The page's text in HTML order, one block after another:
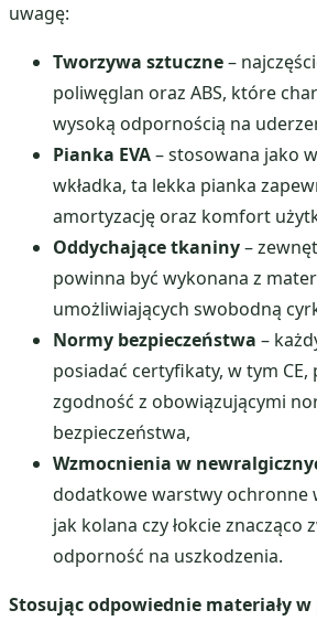
uwagę:
Tworzywa sztuczne–
poliwęglan oraz ABS, które
wysoką odpornością na
Pianka EVA– stosowana jako
wkładka, ta lekka pianka
amortyzację oraz komfort
Oddychające tkaniny–
powinna być wykonana z
umożliwiających swobodną
Normy bezpieczeństwa –
posiadać certyfikaty, w tym
zgodność z obowiązującymi
bezpieczeństwa,
Wzmocnienia w
dodatkowe warstwy ochronne
jak kolana czy łokcie znacząco
odporność na uszkodzenia.
Stosując odpowiednie materiały